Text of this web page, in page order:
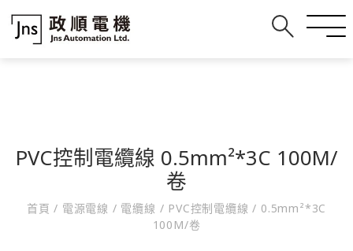
PVC控制電纜線 0.5mm²*3C 100M/
卷
首頁/ 電源電線 / 電纜線 / PVC控制電纜線/ 0.5mm²*3C
100M/卷